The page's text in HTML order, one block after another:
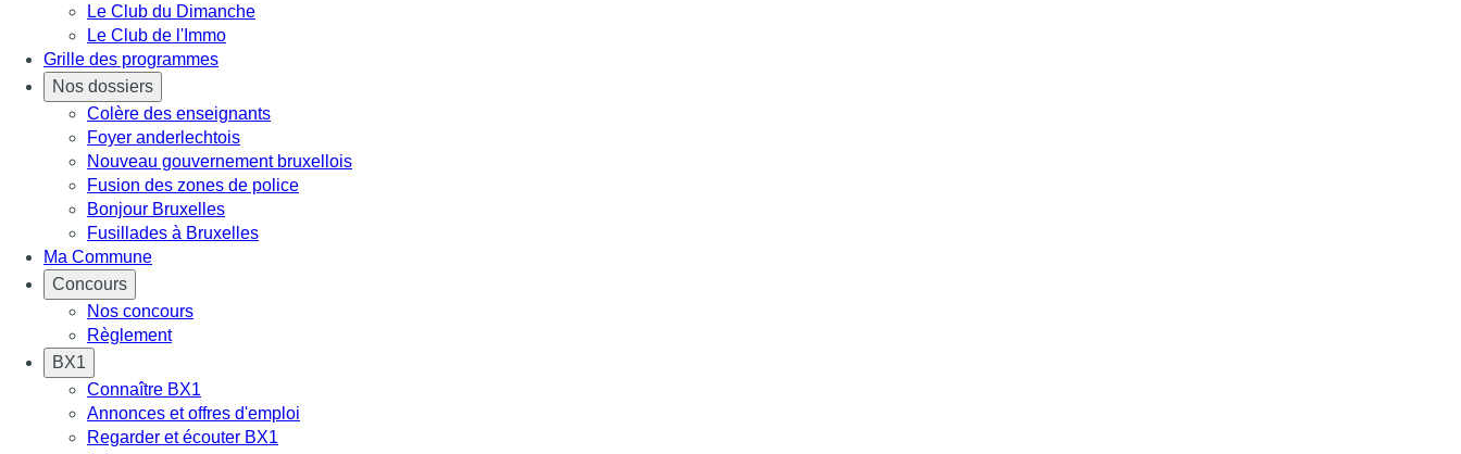
Le Club du Dimanche
Le Club de l'Immo
Grille des programmes
Nos dossiers
Colère des enseignants
Foyer anderlechtois
Nouveau gouvernement bruxellois
Fusion des zones de police
Bonjour Bruxelles
Fusillades à Bruxelles
Ma Commune
Concours
Nos concours
Règlement
BX1
Connaître BX1
Annonces et offres d'emploi
Regarder et écouter BX1